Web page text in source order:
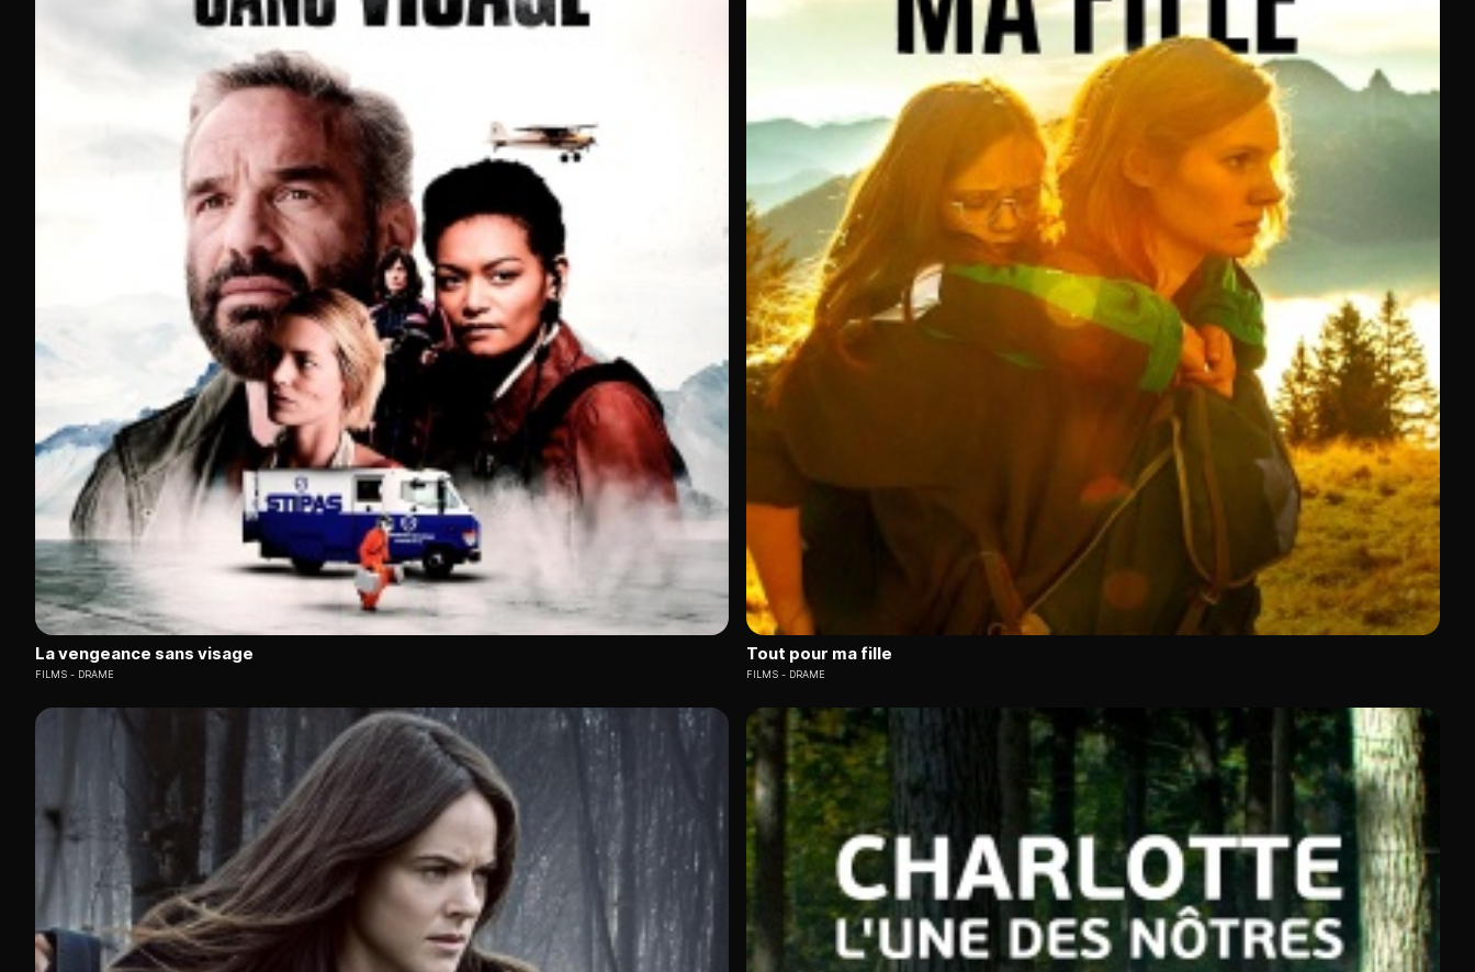
La vengeance sans visage
FILMS DRAME
Tout pour ma fille
FILMS DRAME